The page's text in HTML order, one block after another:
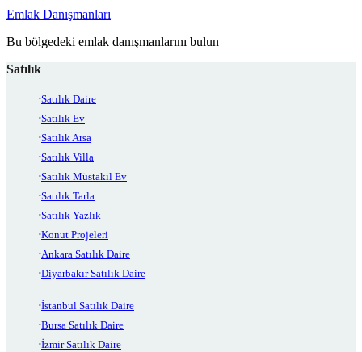
Emlak Danışmanları
Bu bölgedeki emlak danışmanlarını bulun
Satılık
Satılık Daire
Satılık Ev
Satılık Arsa
Satılık Villa
Satılık Müstakil Ev
Satılık Tarla
Satılık Yazlık
Konut Projeleri
Ankara Satılık Daire
Diyarbakır Satılık Daire
İstanbul Satılık Daire
Bursa Satılık Daire
İzmir Satılık Daire